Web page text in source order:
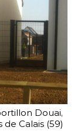
Douai,
de Calais (59)